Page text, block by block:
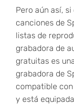
Pero aún así,
canciones de
listas de
grabadora de
gratuitas es
grabadora de
compatible
y está